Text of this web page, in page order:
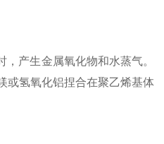
产生金属氧化物和水蒸气。
或氢氧化铝捏合在聚乙烯基体